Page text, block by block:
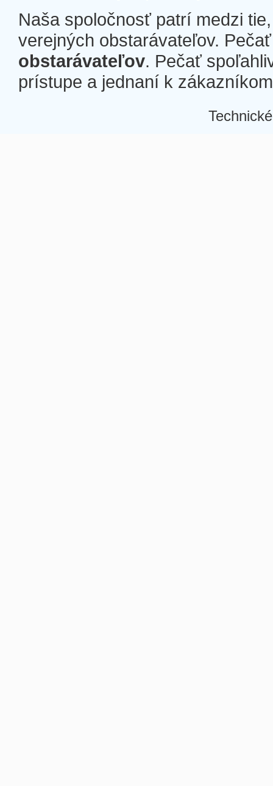
Naša spoločnosť patrí medzi
verejných obstarávateľov.
obstarávateľov. Pečať
prístupe a jednaní k